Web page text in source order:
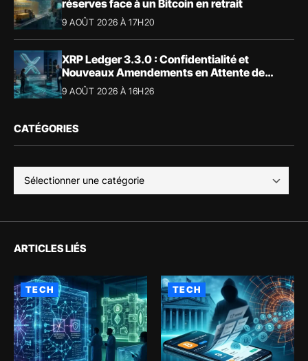
réserves face à un Bitcoin en retrait
9 AOÛT 2026 À 17H20
XRP Ledger 3.3.0 : Confidentialité et
Nouveaux Amendements en Attente de
Validation
9 AOÛT 2026 À 16H26
CATÉGORIES
ARTICLES LIÉS
TECH TECH